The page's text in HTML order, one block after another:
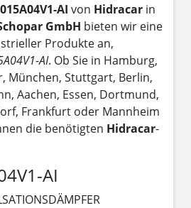
AI von Hidracar in
GmbH bieten wir eine
Produkte an,
AI. Ob Sie in Hamburg,
München, Stuttgart, Berlin,
Aachen, Essen, Dortmund,
Frankfurt oder Mannheim
die benötigten Hidracar-
AI